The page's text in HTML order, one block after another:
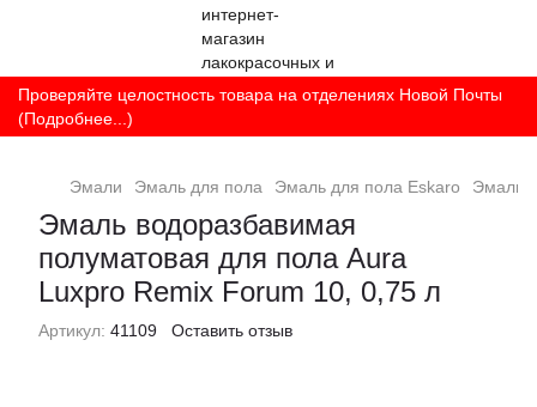
Проверяйте целостность товара на отделениях Новой Почты
(Подробнее...)
Эмали Эмаль для пола Эмаль для пола Eskaro Эмаль
Эмаль водоразбавимая
полуматовая для пола Aura
Luxpro Remix Forum 10, 0,75 л
Артикул: 41109 Оставить отзыв